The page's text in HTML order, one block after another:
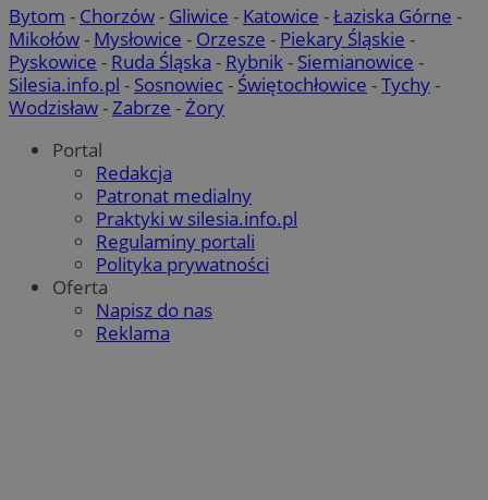
Bytom - Chorzów- Gliwice - Katowice -Łaziska Górne -
Mikołów- Mysłowice - Orzesze - Piekary Śląskie -
Pyskowice - Ruda Śląska - Rybnik- Siemianowice -
Silesia.info.pl - Sosnowiec- Świętochłowice -Tychy-
Wodzisław-Zabrze -Żory
Portal
Redakcja
Patronat medialny
Praktyki w silesia.info.pl
Regulaminy portali
Polityka prywatności
Oferta
Napisz do nas
Reklama